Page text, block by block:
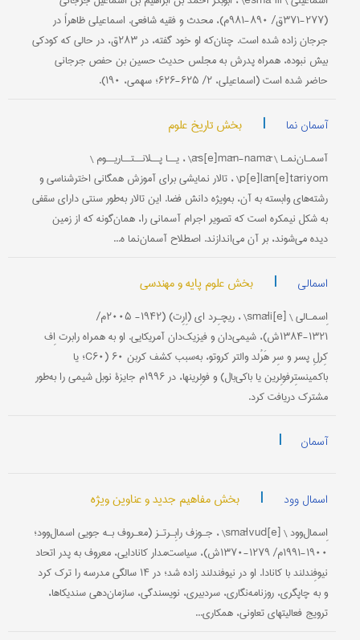
(۲۷۷-۳۷۱ق/ ۸۹۰-۹۸۱م)، محدث و فقیه شافعی. اسماعیلی ظاهراً در
جرجان زاده شده است. چنان‌که او خود گفته، در ۲۸۳ق، در حالی که کودکی
بیش نبوده، همراه پدرش به مجلس حدیث حسین بن حفص جرجانی
حاضر شده است (اسماعیلی، ۲/ ۶۲۵-۶۲۶؛ سهمی، ۱۹۰).
آسمان نما | بخش تاریخ علوم
آسمـان‌نمـا \ ās[e]mān-namā\ ، یــا پــلانــتــاریــوم \
p[e]lān[e]tāriyom\ ، تالار نمایشی برای آموزش همگانی اخترشناسی و
رشته‌های وابسته به آن، به‌ویژه دانش فضا. این تالار به‌طور سنتی دارای سقفی
به شکل نیمکره است که تصویر اجرام آسمانی را، همان‌گونه که از زمین
دیده می‌شوند، بر آن می‌اندازند. اصطلاح آسمان‌نما ه...
اسمالی | بخش علوم پایه و مهندسی
اِسمـالی \ [e]smāli\ ، ریچـِرد ای (اِرِت) (۱۹۴۲- ۲۰۰۵م/
۱۳۲۱-۱۳۸۴ش)، شیمی‌دان و فیزیک‌دان آمریکایی. او به همراه رابرت اِف
کِرلِ پسر و سِر هَرُلد والتر کروتو، به‌سبب کشف کربن ۶۰ (C۶۰؛ یا
باکمینستِرفولِرین یا باکی‌بال) و فولِرینها، در ۱۹۹۶م جایزۀ نوبل شیمی را به‌طور
مشترک دریافت کرد.
آسمان |
اسمال وود | بخش مفاهیم جدید و عناوین ویژه
اِسمال‌وود \ [e]smālvud\ ، جـوزف رابِـرتـز (معـروف بـه جویی اسمال‌وود؛
۱۹۰۰-۱۹۹۱م/ ۱۲۷۹-۱۳۷۰ش)، سیاست‌مدار کانادایی، معروف به پدر اتحاد
نیوفِندلند با کانادا. او در نیوفندلند زاده شد؛ در ۱۴ سالگی مدرسه را ترک کرد
و به چاپگری، روزنامه‌نگاری، سردبیری، نویسندگی، سازمان‌دهی سندیکاها،
ترویج فعالیتهای تعاونی، همکاری...